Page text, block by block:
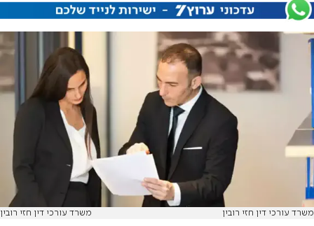
משרד עורכי דין חזי רובין משרד עורכי דין חזי רובין